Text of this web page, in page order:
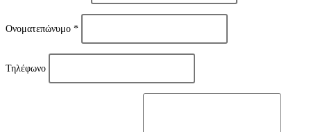
Ονοματεπώνυμο *
Τηλέφωνο